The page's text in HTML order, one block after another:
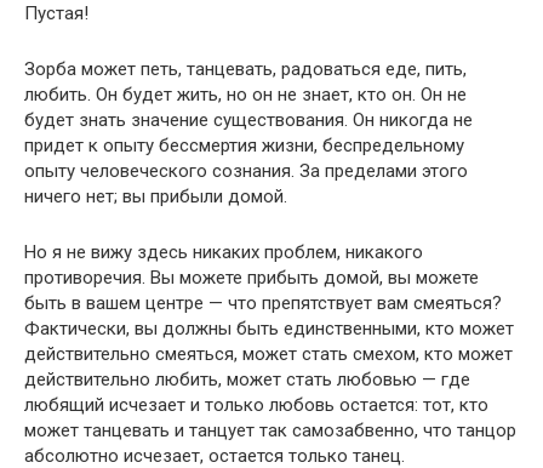
Пустая!
Зорба может петь, танцевать, радоваться еде, пить,
любить. Он будет жить, но он не знает, кто он. Он не
будет знать значение существования. Он никогда не
придет к опыту бессмертия жизни, беспредельному
опыту человеческого сознания. За пределами этого
ничего нет; вы прибыли домой.
Но я не вижу здесь никаких проблем, никакого
противоречия. Вы можете прибыть домой, вы можете
быть в вашем центре — что препятствует вам смеяться?
Фактически, вы должны быть единственными, кто может
действительно смеяться, может стать смехом, кто может
действительно любить, может стать любовью — где
любящий исчезает и только любовь остается: тот, кто
может танцевать и танцует так самозабвенно, что танцор
абсолютно исчезает, остается только танец.